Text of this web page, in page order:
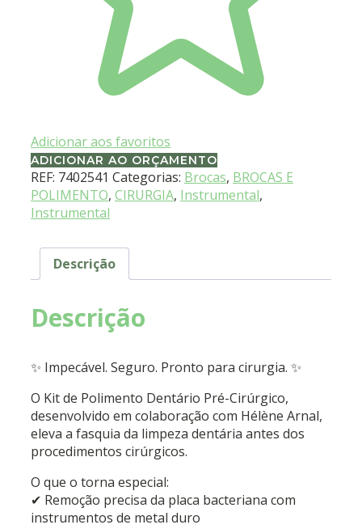
Adicionar aos favoritos
ADICIONAR AO ORÇAMENTO
REF: 7402541 Categorias: Brocas, BROCAS E
POLIMENTO, CIRURGIA, Instrumental,
Instrumental
Descrição
Descrição
✨ Impecável. Seguro. Pronto para cirurgia. ✨
O Kit de Polimento Dentário Pré-Cirúrgico,
desenvolvido em colaboração com Hélène Arnal,
eleva a fasquia da limpeza dentária antes dos
procedimentos cirúrgicos.
O que o torna especial:
✔ Remoção precisa da placa bacteriana com
instrumentos de metal duro